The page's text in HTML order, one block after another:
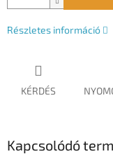
Részletes információ
KÉRDÉS
Kapcsolódó